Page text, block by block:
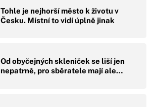
Tohle je nejhorší město k životu v
Česku. Místní to vidí úplně jinak
Od obyčejných skleniček se liší jen
nepatrně, pro sběratele mají ale…